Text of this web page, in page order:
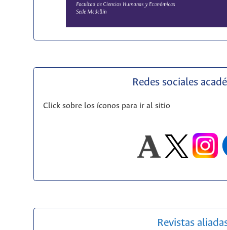
Redes sociales
Click sobre los íconos para ir al sitio
Revistas